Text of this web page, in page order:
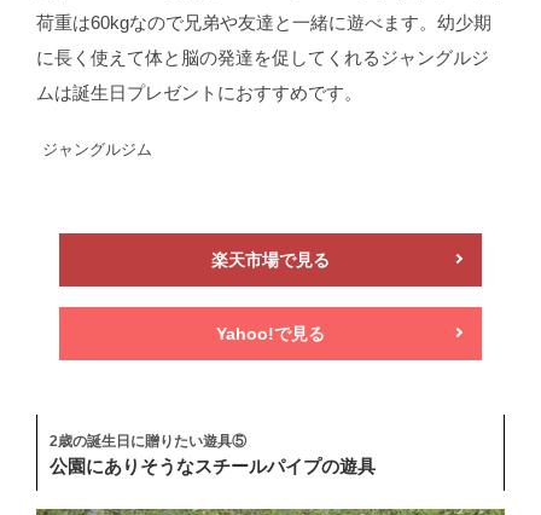
荷重は60kgなので兄弟や友達と一緒に遊べます。幼少期
に長く使えて体と脳の発達を促してくれるジャングルジ
ムは誕生日プレゼントにおすすめです。
ジャングルジム
楽天市場で見る
Yahoo!で見る
2歳の誕生日に贈りたい遊具⑤
公園にありそうなスチールパイプの遊具